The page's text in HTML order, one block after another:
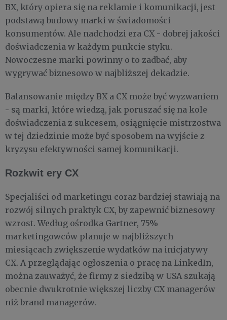
BX, który opiera się na reklamie i komunikacji, jest
podstawą budowy marki w świadomości
konsumentów. Ale nadchodzi era CX - dobrej jakości
doświadczenia w każdym punkcie styku.
Nowoczesne marki powinny o to zadbać, aby
wygrywać biznesowo w najbliższej dekadzie.
Balansowanie między BX a CX może być wyzwaniem
- są marki, które wiedzą, jak poruszać się na kole
doświadczenia z sukcesem, osiągnięcie mistrzostwa
w tej dziedzinie może być sposobem na wyjście z
kryzysu efektywności samej komunikacji.
Rozkwit ery CX
Specjaliści od marketingu coraz bardziej stawiają na
rozwój silnych praktyk CX, by zapewnić biznesowy
wzrost. Według ośrodka Gartner, 75%
marketingowców planuje w najbliższych
miesiącach zwiększenie wydatków na inicjatywy
CX. A przeglądając ogłoszenia o pracę na LinkedIn,
można zauważyć, że firmy z siedzibą w USA szukają
obecnie dwukrotnie większej liczby CX managerów
niż brand managerów.